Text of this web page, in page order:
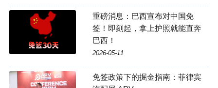
重磅消息：巴西宣布对中国免
签！即刻起，拿上护照就能直奔
巴西！
2026-05-11
免签政策下的掘金指南：菲律宾